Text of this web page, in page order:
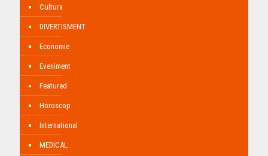
Cultura
DIVERTISMENT
Economie
Eveniment
Featured
Horoscop
International
MEDICAL